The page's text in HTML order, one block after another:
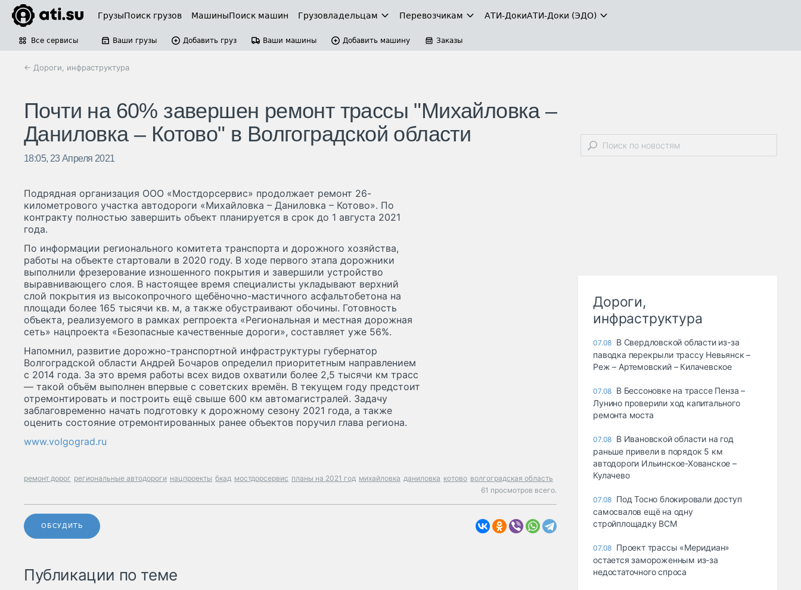
ГрузыПоиск грузов МашиныПоиск машин Грузовладельцам Перевозчикам АТИ-ДокиАТИ-Доки (ЭДО)
Все сервисы Ваши грузы Добавить груз Ваши машины Добавить машину Заказы
← Дороги, инфраструктура
Почти на 60% завершен ремонт трассы "Михайловка –
Даниловка – Котово" в Волгоградской области
18:05, 23 Апреля 2021
Подрядная организация ООО «Мостдорсервис» продолжает ремонт 26-
километрового участка автодороги «Михайловка – Даниловка – Котово». По
контракту полностью завершить объект планируется в срок до 1 августа 2021
года.
По информации регионального комитета транспорта и дорожного хозяйства,
работы на объекте стартовали в 2020 году. В ходе первого этапа дорожники
выполнили фрезерование изношенного покрытия и завершили устройство
выравнивающего слоя. В настоящее время специалисты укладывают верхний
слой покрытия из высокопрочного щебёночно-мастичного асфальтобетона на
площади более 165 тысячи кв. м, а также обустраивают обочины. Готовность
объекта, реализуемого в рамках регпроекта «Региональная и местная дорожная
сеть» нацпроекта «Безопасные качественные дороги», составляет уже 56%.
Напомнил, развитие дорожно-транспортной инфраструктуры губернатор
Волгоградской области Андрей Бочаров определил приоритетным направлением
с 2014 года. За это время работы всех видов охватили более 2,5 тысячи км трасс
— такой объём выполнен впервые с советских времён. В текущем году предстоит
отремонтировать и построить ещё свыше 600 км автомагистралей. Задачу
заблаговременно начать подготовку к дорожному сезону 2021 года, а также
оценить состояние отремонтированных ранее объектов поручил глава региона.
www.volgograd.ru
ремонт дорог региональные автодороги нацпроекты бкад мостдорсервис планы на 2021 год михайловка даниловка котово волгоградская область
61 просмотров всего.
ОБСУДИТЬ
Публикации по теме
Дороги,
инфраструктура
07.08 В Свердловской области из-за
паводка перекрыли трассу Невьянск –
Реж – Артемовский – Килачевское
07.08 В Бессоновке на трассе Пенза –
Лунино проверили ход капитального
ремонта моста
07.08 В Ивановской области на год
раньше привели в порядок 5 км
автодороги Ильинское-Хованское –
Кулачево
07.08 Под Тосно блокировали доступ
самосвалов ещё на одну
стройплощадку ВСМ
07.08 Проект трассы «Меридиан»
остается замороженным из-за
недостаточного спроса